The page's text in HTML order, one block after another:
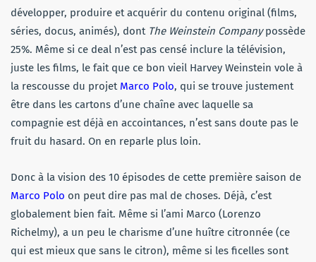
développer, produire et acquérir du contenu original (films,
séries, docus, animés), dont The Weinstein Companypossède
25%. Même si ce deal n’est pas censé inclure la télévision,
juste les films, le fait que ce bon vieil Harvey Weinstein vole à
la rescousse du projet Marco Polo, qui se trouve justement
être dans les cartons d’une chaîne avec laquelle sa
compagnie est déjà en accointances, n’est sans doute pas le
fruit du hasard. On en reparle plus loin.
Donc à la vision des 10 épisodes de cette première saison de
Marco Polo on peut dire pas mal de choses. Déjà, c’est
globalement bien fait. Même si l’ami Marco (Lorenzo
Richelmy), a un peu le charisme d’une huître citronnée (ce
qui est mieux que sans le citron), même si les ficelles sont